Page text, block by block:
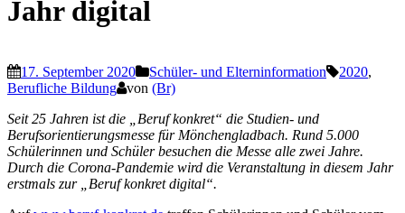
Jahr digital
17. September 2020 Schüler- und Elterninformation 2020,
Berufliche Bildung
von (Br)
Seit 25 Jahren ist die „Beruf konkret“ die Studien- und
Berufsorientierungsmesse für Mönchengladbach. Rund 5.000
Schülerinnen und Schüler besuchen die Messe alle zwei Jahre.
Durch die Corona-Pandemie wird die Veranstaltung in diesem Jahr
erstmals zur „Beruf konkret digital“.